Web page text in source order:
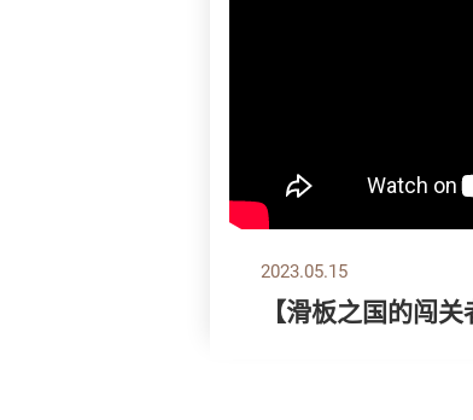
2023.05.15
【滑板之国的闯关